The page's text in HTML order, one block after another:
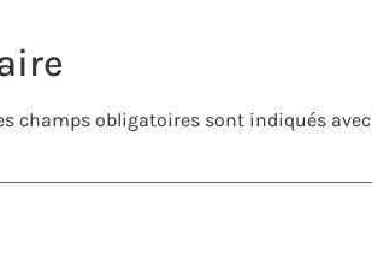
champs obligatoires sont indiqués avec